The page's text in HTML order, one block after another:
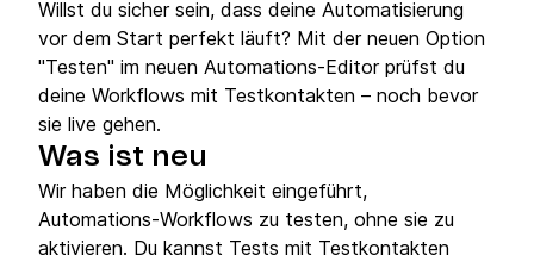
Willst du sicher sein, dass deine Automatisierung
vor dem Start perfekt läuft? Mit der neuen Option
"Testen" im neuen Automations‑Editor prüfst du
deine Workflows mit Testkontakten – noch bevor
sie live gehen.
Was ist neu
Wir haben die Möglichkeit eingeführt,
Automations‑Workflows zu testen, ohne sie zu
aktivieren. Du kannst Tests mit Testkontakten